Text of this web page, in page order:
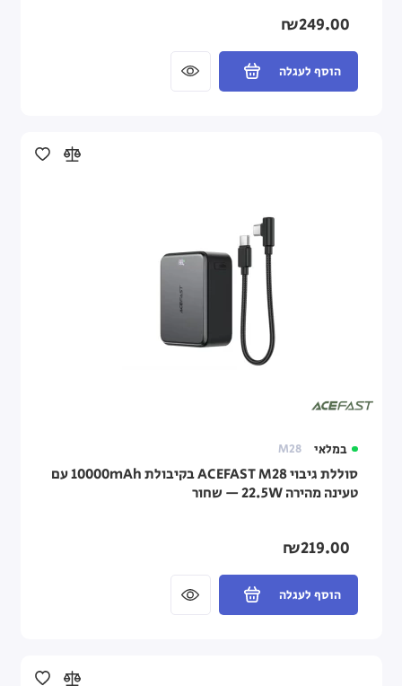
₪249.00
הוסף לעגלה
במלאי M28
סוללת גיבוי ACEFAST M28 בקיבולת 10000mAh עם
טעינה מהירה 22.5W — שחור
₪219.00
הוסף לעגלה